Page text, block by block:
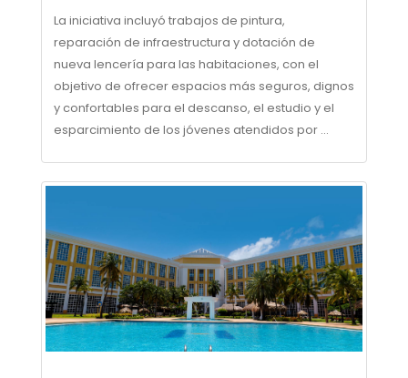
La iniciativa incluyó trabajos de pintura,
reparación de infraestructura y dotación de
nueva lencería para las habitaciones, con el
objetivo de ofrecer espacios más seguros, dignos
y confortables para el descanso, el estudio y el
esparcimiento de los jóvenes atendidos por ...